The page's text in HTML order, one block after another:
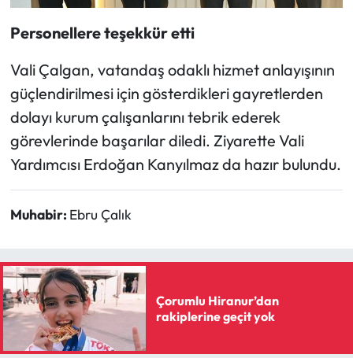
Personellere teşekkür etti
Vali Çalgan, vatandaş odaklı hizmet anlayışının
güçlendirilmesi için gösterdikleri gayretlerden
dolayı kurum çalışanlarını tebrik ederek
görevlerinde başarılar diledi. Ziyarette Vali
Yardımcısı Erdoğan Kanyılmaz da hazır bulundu.
Muhabir: Ebru Çalık
Çorumlu Hiranur’dan
rakiplerine geçit yok
Yaşam
Yayla Haber
Yemek Tarifleri
Yerel Haberler